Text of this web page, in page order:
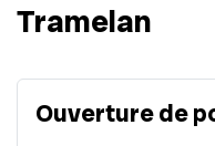
Tramelan
Ouverture de